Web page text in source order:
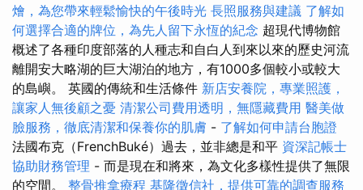
燴，為您帶來輕鬆愉快的午後時光 長照服務與建議 了解如
何選擇合適的牌位，為先人留下永恆的紀念 超現代博物館
概述了各種印度部落的人種志和自白人到來以來的歷史河流
離開安大略湖的巨大湖泊的地方，有1000多個較小或較大
的島嶼。 英國的傳統和生活條件 新店安養院，專業照護，
讓家人無後顧之憂 清潔公司費用透明，無隱藏費用 醫美做
臉服務，徹底清潔和保養你的肌膚 - 了解如何申請台胞證
法國布克（FrenchBuké）過去，並非總是和平 資深記帳士
協助財務管理 - 而是現在和將來，為文化多樣性提供了無限
的空間。 整骨推拿療程 基隆徵信社，提供可靠的調查服務